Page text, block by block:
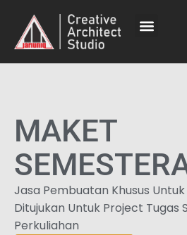
MAKET
Jasa Pembuatan Khusus
Ditujukan Untuk Project Tugas
Perkuliahan